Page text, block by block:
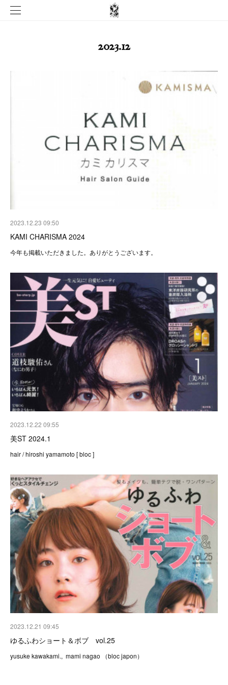
2023.12
2023.12.23 09:50
KAMI CHARISMA 2024
今年も掲載いただきました。ありがとうございます。
2023.12.22 09:55
美ST 2024.1
hair / hiroshi yamamoto [ bloc ]
2023.12.21 09:45
ゆるふわショート＆ボブ vol.25
yusuke kawakami., mami nagao （bloc japon）